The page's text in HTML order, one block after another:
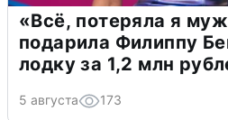
«Всё, потеряла я
подарила Филиппу
лодку за 1,2 млн
5 августа 173